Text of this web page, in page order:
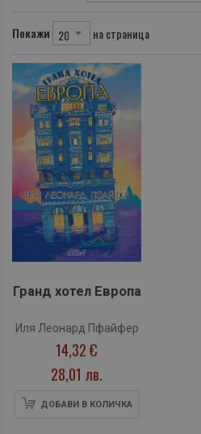
Покажи на страница
Гранд хотел Европа
Иля Леонард Пфайфер
14,32 €
28,01 лв.
ДОБАВИ В КОЛИЧКА